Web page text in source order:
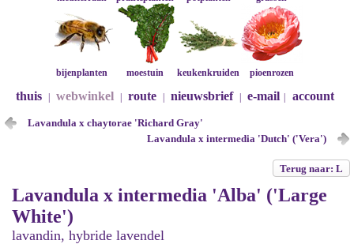
bijenplanten moestuin keukenkruiden pioenrozen
thuis webwinkel route nieuwsbrief e-mail account
Lavandula x chaytorae 'Richard Gray'
Lavandula x intermedia 'Dutch' ('Vera')
Terug naar: L
Lavandula x intermedia 'Alba' ('Large
White')
lavandin, hybride lavendel